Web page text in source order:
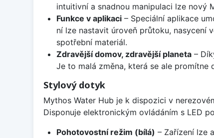
intuitivní a snadnou manipulaci lze nový
Funkce v aplikaci– Speciální aplikace
ní lze nastavit úroveň průtoku, nasycení
spotřební materiál.
Zdravější domov, zdravější planeta–
Je to malá změna, která se ale promítne
Stylový dotyk
Mythos Water Hub je k dispozici v
Disponuje elektronickým ovládáním s LED
Pohotovostní režim (bílá) – Zařízení lze